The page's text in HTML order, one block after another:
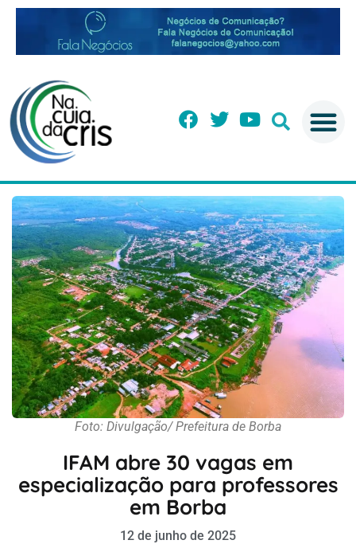
Foto: Divulgação/ Prefeitura de Borba
IFAM abre 30 vagas em
especialização para professores
em Borba
12 de junho de 2025